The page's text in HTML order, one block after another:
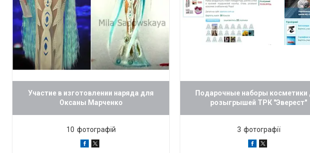
Участие в изготовлении наряда для
Оксаны Марченко
10
Подарочные наборы косметики
розыгрышей ТРК "Эверест"
3